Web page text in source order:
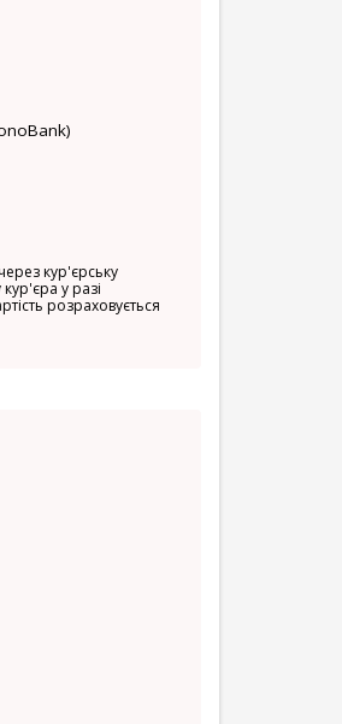
кур'єрську
у разі
розраховується